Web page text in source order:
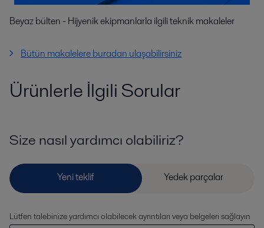
Beyaz bülten - Hijyenik ekipmanlarla ilgili teknik makaleler
Bütün makalelere buradan ulaşabilirsiniz
Ürünlerle İlgili Sorular
Size nasıl yardımcı olabiliriz?
Lütfen talebinize yardımcı olabilecek ayrıntıları veya belgeleri sağlayın